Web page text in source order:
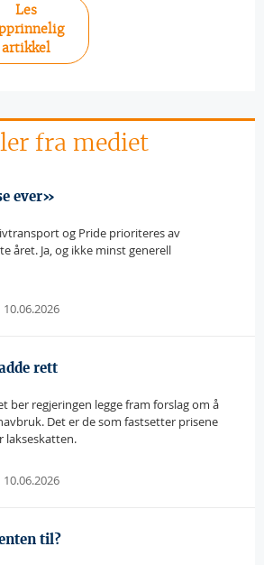
Les
artikkel
fra mediet
ever»
og Pride prioriteres av
året. Ja, og ikke minst generell
10.06.2026
rett
ber regjeringen legge fram forslag om å
Det er de som fastsetter prisene
lakseskatten.
10.06.2026
til?